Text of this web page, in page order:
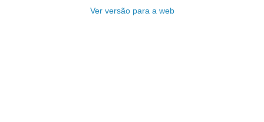
Ver versão para a web